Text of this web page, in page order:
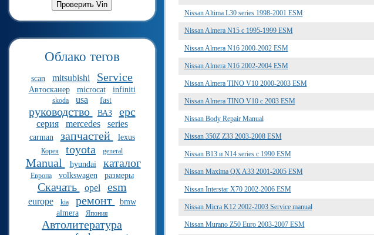
Облако тегов
scan mitsubishi Service
Автосканер microcat infiniti
skoda usa fast
руководство ВАЗ epc
серия mercedes series
carman запчастей lexus
Корея toyota general
Manual hyundai каталог
Европа volkswagen размеры
Скачать opel esm
europe kia ремонт
bmw
almera
Япония
Автолитература
Nissan Altima L30 series 1998-2001 ESM
Nissan Almera N15 с 1995-1999 ESM
Nissan Almera N16 2000-2002 ESM
Nissan Almera N16 2002-2004 ESM
Nissan Almera TINO V10 2000-2003 ESM
Nissan Almera TINO V10 c 2003 ESM
Nissan Body Repair Manual
Nissan 350Z Z33 2003-2008 ESM
Nissan B13 и N14 series с 1990 ESM
Nissan Maxima QX A33 2001-2005 ESM
Nissan Interstar X70 2002-2006 ESM
Nissan Micra K12 2002-2003 Service manual
Nissan Murano Z50 Euro 2003-2007 ESM